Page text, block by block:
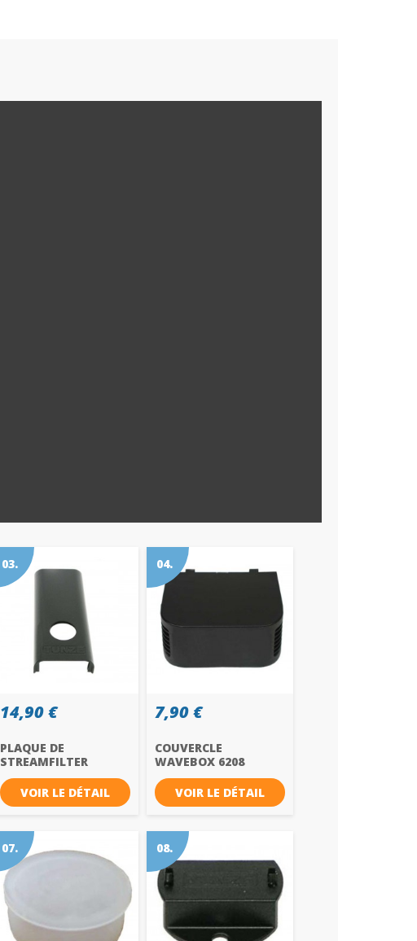
03.
14,90 €
PLAQUE DE
STREAMFILTER
TUNZE 6208 REF...
VOIR LE DÉTAIL
04.
7,90 €
COUVERCLE
WAVEBOX 6208
TUNZE REF 6208.130
VOIR LE DÉTAIL
07. 08.